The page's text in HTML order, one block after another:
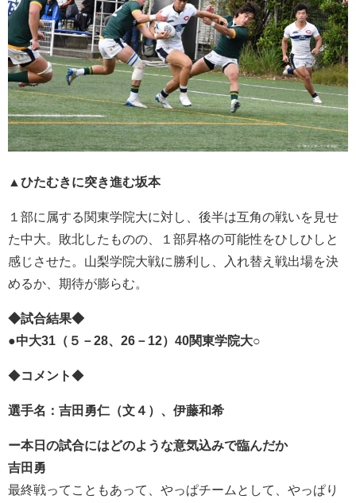
▲ひたむきに突き進む坂本
１部に属する関東学院大に対し、後半は互角の戦いを見せ
た中大。敗北したものの、１部昇格の可能性をひしひしと
感じさせた。山梨学院大戦に勝利し、入れ替え戦出場を決
めるか、期待が膨らむ。
◆試合結果◆
●中大31（５－28、26－12）40関東学院大○
◆コメント◆
選手名：吉田勇仁（文４）、伊藤和希
ー本日の試合にはどのような意気込みで臨んだか
吉田勇
最終戦ってこともあって、やっぱチームとして、やっぱり